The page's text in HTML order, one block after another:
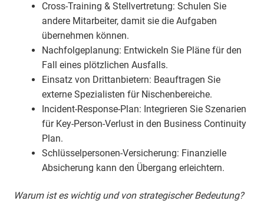
Cross-Training & Stellvertretung: Schulen Sie
andere Mitarbeiter, damit sie die Aufgaben
übernehmen können.
Nachfolgeplanung: Entwickeln Sie Pläne für den
Fall eines plötzlichen Ausfalls.
Einsatz von Drittanbietern: Beauftragen Sie
externe Spezialisten für Nischenbereiche.
Incident-Response-Plan: Integrieren Sie Szenarien
für Key-Person-Verlust in den Business Continuity
Plan.
Schlüsselpersonen-Versicherung: Finanzielle
Absicherung kann den Übergang erleichtern.
Warum ist es wichtig und von strategischer Bedeutung?